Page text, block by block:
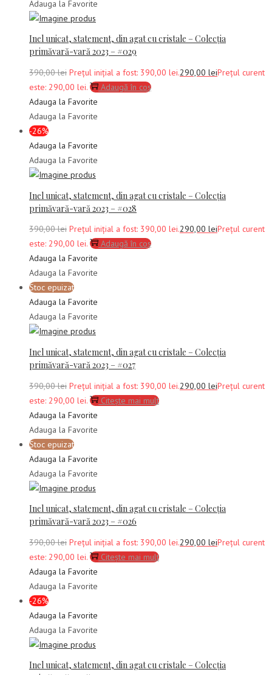
Adauga la Favorite
Inel unicat, statement, din agat cu cristale – Colecția
primăvară-vară 2023 – #029
390,00lei Prețul inițial a fost: 390,00 lei.290,00 leiPrețul curent
este: 290,00 lei.
Adaugă în coș
Adauga la Favorite
Adauga la Favorite
-26%
Adauga la Favorite
Adauga la Favorite
Inel unicat, statement, din agat cu cristale – Colecția
primăvară-vară 2023 – #028
390,00lei Prețul inițial a fost: 390,00 lei.290,00 leiPrețul curent
este: 290,00 lei.
Adaugă în coș
Adauga la Favorite
Adauga la Favorite
Stoc epuizat
Adauga la Favorite
Adauga la Favorite
Inel unicat, statement, din agat cu cristale – Colecția
primăvară-vară 2023 – #027
390,00lei Prețul inițial a fost: 390,00 lei.290,00 leiPrețul curent
este: 290,00 lei.
Citește mai mult
Adauga la Favorite
Adauga la Favorite
Stoc epuizat
Adauga la Favorite
Adauga la Favorite
Inel unicat, statement, din agat cu cristale – Colecția
primăvară-vară 2023 – #026
390,00lei Prețul inițial a fost: 390,00 lei.290,00 leiPrețul curent
este: 290,00 lei.
Citește mai mult
Adauga la Favorite
Adauga la Favorite
-26%
Adauga la Favorite
Adauga la Favorite
Inel unicat, statement, din agat cu cristale – Colecția